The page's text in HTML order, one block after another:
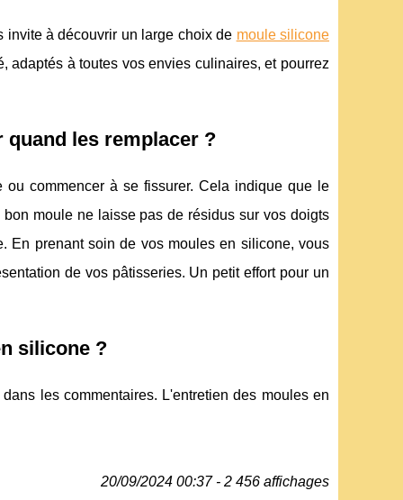
invite à découvrir un large choix de moule silicone
adaptés à toutes vos envies culinaires, et pourrez
les remplacer ?
commencer à se fissurer. Cela indique que le
moule ne laisse pas de résidus sur vos doigts
En prenant soin de vos moules en silicone, vous
de vos pâtisseries. Un petit effort pour un
silicone ?
les commentaires. L'entretien des moules en
20/09/2024 00:37 - 2 456 affichages